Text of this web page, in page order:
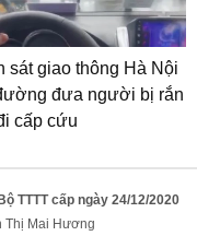
sát giao thông Hà Nội
đưa người bị rắn
cấp cứu
TTTT cấp ngày 24/12/2020
Thị Mai Hương